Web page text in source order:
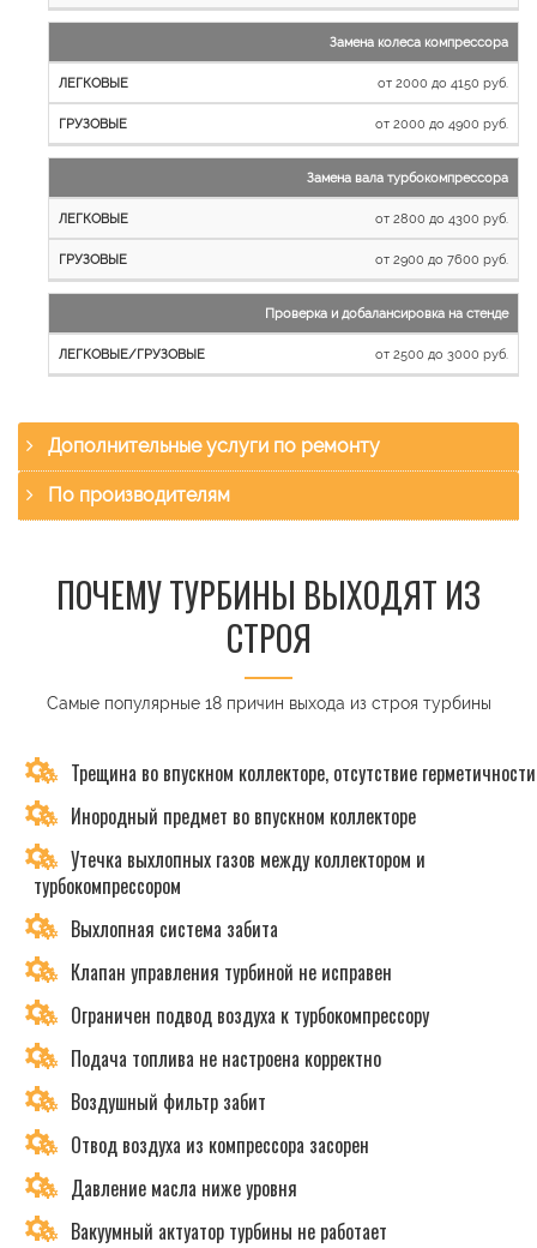
Замена колеса компрессора
от 2000 до 4150 руб.
от 2000 до 4900 руб.
Замена вала турбокомпрессора
от 2800 до 4300 руб.
от 2900 до 7600 руб.
Проверка и добалансировка на стенде
от 2500 до 3000 руб.
Дополнительные услуги по ремонту
По производителям
ПОЧЕМУ ТУРБИНЫ ВЫХОДЯТ ИЗ
СТРОЯ
Самые популярные 18 причин выхода из строя турбины
Трещина во впускном коллекторе, отсутствие герметичности
Инородный предмет во впускном коллекторе
Утечка выхлопных газов между коллектором и
турбокомпрессором
Выхлопная система забита
Клапан управления турбиной не исправен
Ограничен подвод воздуха к турбокомпрессору
Подача топлива не настроена корректно
Воздушный фильтр забит
Отвод воздуха из компрессора засорен
Давление масла ниже уровня
Вакуумный актуатор турбины не работает